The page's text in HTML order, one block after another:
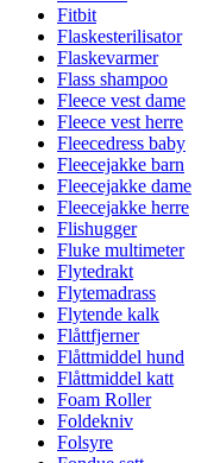
Fitbit
Flaskesterilisator
Flaskevarmer
Flass shampoo
Fleece vest dame
Fleece vest herre
Fleecedress baby
Fleecejakke barn
Fleecejakke dame
Fleecejakke herre
Flishugger
Fluke multimeter
Flytedrakt
Flytemadrass
Flytende kalk
Flåttfjerner
Flåttmiddel hund
Flåttmiddel katt
Foam Roller
Foldekniv
Folsyre